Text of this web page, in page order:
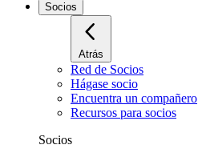
Socios
Atrás
Red de Socios
Hágase socio
Encuentra un compañero
Recursos para socios
Socios